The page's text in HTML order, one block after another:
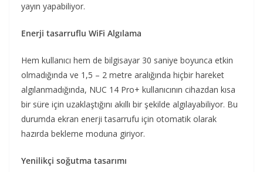
yayın yapabiliyor.
Enerji tasarruflu WiFi Algılama
Hem kullanıcı hem de bilgisayar 30 saniye boyunca etkin
olmadığında ve 1,5 – 2 metre aralığında hiçbir hareket
algılanmadığında, NUC 14 Pro+ kullanıcının cihazdan kısa
bir süre için uzaklaştığını akıllı bir şekilde algılayabiliyor. Bu
durumda ekran enerji tasarrufu için otomatik olarak
hazırda bekleme moduna giriyor.
Yenilikçi soğutma tasarımı